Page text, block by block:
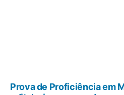
Prova de Proficiência em